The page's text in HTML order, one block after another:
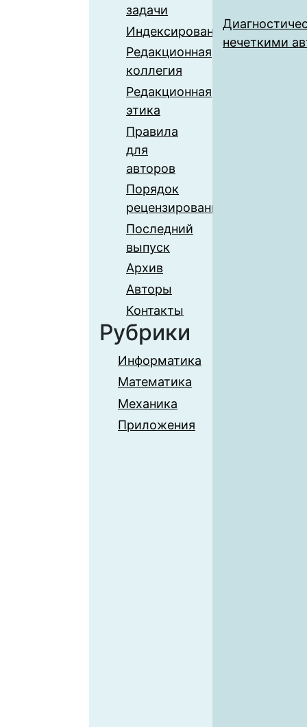
задачи
Индексирование
Редакционная
коллегия
Редакционная
этика
Правила
для
авторов
Порядок
рецензирования
Последний
выпуск
Архив
Авторы
Контакты
Рубрики
Информатика
Математика
Механика
Приложения
нечеткими